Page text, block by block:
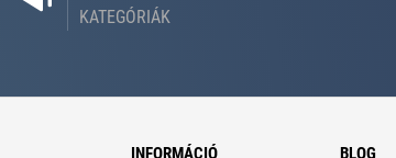
KATEGÓRIÁK
INFORMÁCIÓ BLOG